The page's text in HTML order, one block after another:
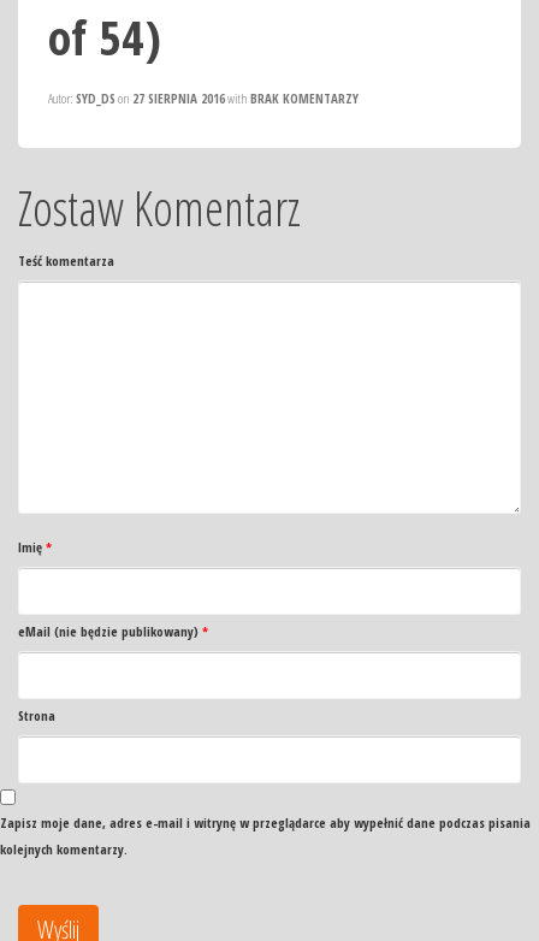
of 54)
Autor: SYD_DS on 27 SIERPNIA 2016with BRAK KOMENTARZY
Zostaw Komentarz
Teść komentarza
Imię *
eMail (nie będzie publikowany) *
Strona
Zapisz moje dane, adres e-mail i witrynę w przeglądarce aby wypełnić dane podczas pisania
kolejnych komentarzy.